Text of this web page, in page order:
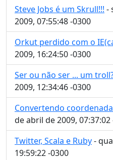
Steve Jobs é um Skrull!!! -
2009, 07:55:48 -0300
Orkut perdido com o
2009, 16:24:50 -0300
Ser ou não ser ... um
2009, 12:34:46 -0300
Convertendo
de abril de 2009, 07:37:02
Twitter, Scala e Ruby-
19:59:22 -0300